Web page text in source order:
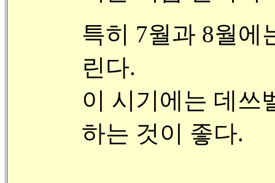
특히 7월과 8월에
린다.
이 시기에는 데쓰
하는 것이 좋다.